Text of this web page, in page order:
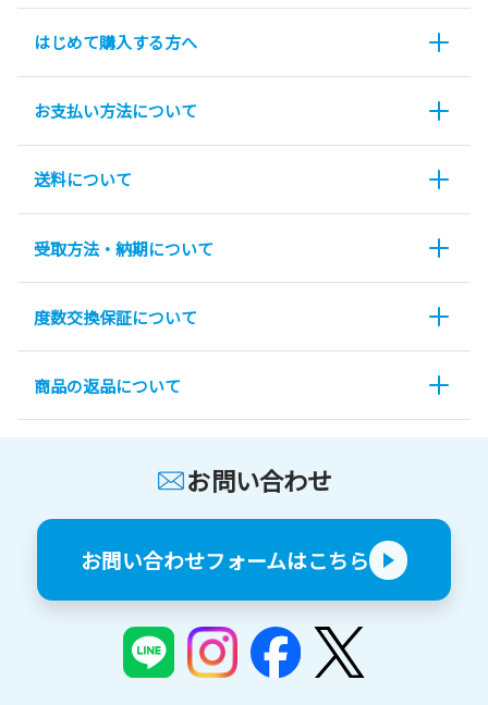
はじめて購入する方へ
お支払い方法について
送料について
受取方法・納期について
度数交換保証について
商品の返品について
お問い合わせ
お問い合わせフォームはこちら